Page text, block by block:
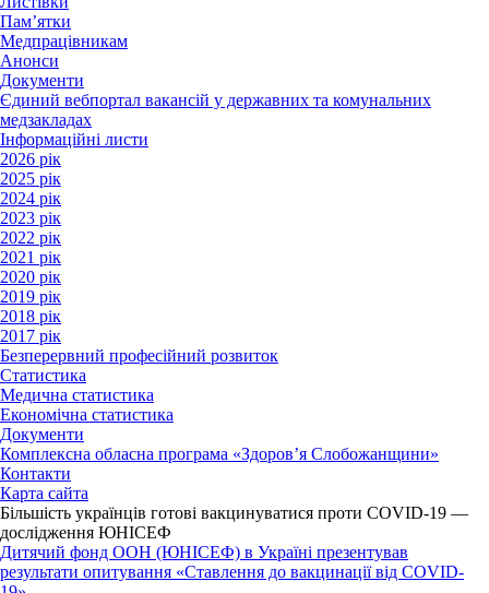
Пам’ятки
Медпрацівникам
Анонси
Документи
Єдиний вебпортал вакансій у державних та комунальних
медзакладах
Інформаційні листи
2026 рік
2025 рік
2024 рік
2023 рік
2022 рік
2021 рік
2020 рік
2019 рік
2018 рік
2017 рік
Безперервний професійний розвиток
Статистика
Медична статистика
Економічна статистика
Документи
Комплексна обласна програма «Здоров’я Слобожанщини»
Контакти
Карта сайта
Більшість українців готові вакцинуватися проти COVID-19 —
дослідження ЮНІСЕФ
Дитячий фонд ООН (ЮНІСЕФ) в Україні презентував
результати опитування «Ставлення до вакцинації від COVID-